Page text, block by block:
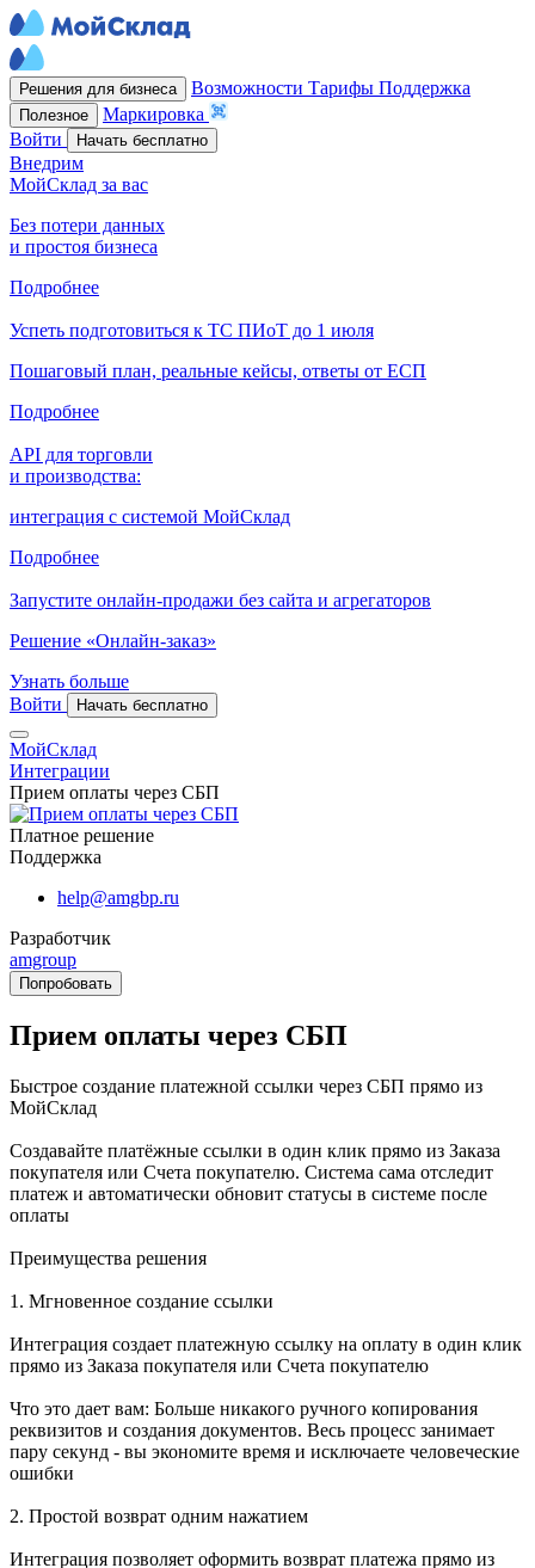
Решения для бизнеса Возможности Тарифы Поддержка
Полезное
Маркировка
Войти
Начать бесплатно
Внедрим
МойСклад за вас
Без потери данных
и простоя бизнеса
Подробнее
Успеть подготовиться к ТС ПИоТ до 1 июля
Пошаговый план, реальные кейсы, ответы от ЕСП
Подробнее
API для торговли
и производства:
интеграция с системой МойСклад
Подробнее
Запустите онлайн-продажи без сайта и агрегаторов
Решение «Онлайн-заказ»
Узнать больше
Войти
Начать бесплатно
МойСклад
Интеграции
Прием оплаты через СБП
Платное решение
Поддержка
help@amgbp.ru
Разработчик
amgroup
Попробовать
Прием оплаты через СБП
Быстрое создание платежной ссылки через СБП прямо из
МойСклад
Создавайте платёжные ссылки в один клик прямо из Заказа
покупателя или Счета покупателю. Система сама отследит
платеж и автоматически обновит статусы в системе после
оплаты
Преимущества решения
1. Мгновенное создание ссылки
Интеграция создает платежную ссылку на оплату в один клик
прямо из Заказа покупателя или Счета покупателю
Что это дает вам: Больше никакого ручного копирования
реквизитов и создания документов. Весь процесс занимает
пару секунд - вы экономите время и исключаете человеческие
ошибки
2. Простой возврат одним нажатием
Интеграция позволяет оформить возврат платежа прямо из